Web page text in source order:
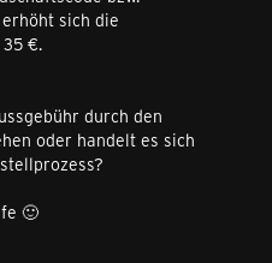
sich die
€.
durch den
oder handelt es sich
🙂